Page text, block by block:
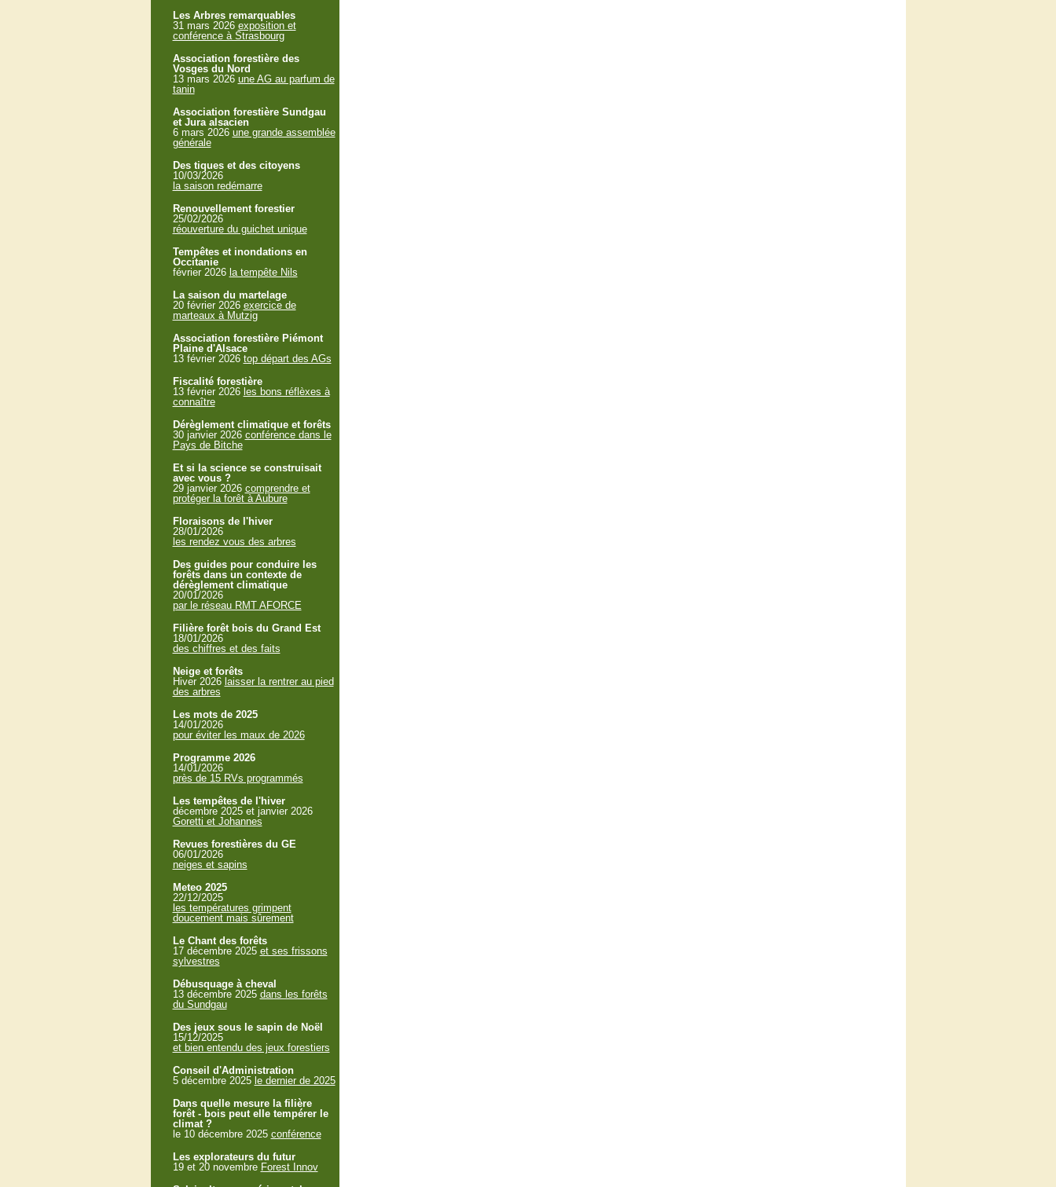
Les Arbres remarquables
31 mars 2026 exposition et
conférence à Strasbourg
Association forestière des
Vosges du Nord
13 mars 2026 une AG au parfum de
tanin
Association forestière Sundgau
et Jura alsacien
6 mars 2026 une grande assemblée
générale
Des tiques et des citoyens
10/03/2026
la saison redémarre
Renouvellement forestier
25/02/2026
réouverture du guichet unique
Tempêtes et inondations en
Occitanie
février 2026 la tempête Nils
La saison du martelage
20 février 2026 exercice de
marteaux à Mutzig
Association forestière Piémont
Plaine d'Alsace
13 février 2026 top départ des AGs
Fiscalité forestière
13 février 2026 les bons réflèxes à
connaître
Dérèglement climatique et forêts
30 janvier 2026 conférence dans le
Pays de Bitche
Et si la science se construisait
avec vous ?
29 janvier 2026 comprendre et
protéger la forêt à Aubure
Floraisons de l'hiver
28/01/2026
les rendez vous des arbres
Des guides pour conduire les
forêts dans un contexte de
dérèglement climatique
20/01/2026
par le réseau RMT AFORCE
Filière forêt bois du Grand Est
18/01/2026
des chiffres et des faits
Neige et forêts
Hiver 2026 laisser la rentrer au pied
des arbres
Les mots de 2025
14/01/2026
pour éviter les maux de 2026
Programme 2026
14/01/2026
près de 15 RVs programmés
Les tempêtes de l'hiver
décembre 2025 et janvier 2026
Goretti et Johannes
Revues forestières du GE
06/01/2026
neiges et sapins
Meteo 2025
22/12/2025
les températures grimpent
doucement mais sûrement
Le Chant des forêts
17 décembre 2025 et ses frissons
sylvestres
Débusquage à cheval
13 décembre 2025 dans les forêts
du Sundgau
Des jeux sous le sapin de Noël
15/12/2025
et bien entendu des jeux forestiers
Conseil d'Administration
5 décembre 2025 le dernier de 2025
Dans quelle mesure la filière
forêt - bois peut elle tempérer le
climat ?
le 10 décembre 2025 conférence
Les explorateurs du futur
19 et 20 novembre Forest Innov